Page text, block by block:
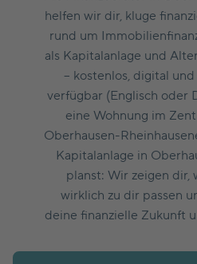
helfen wir dir, kluge
rund um
als Kapitalanlage und
– kostenlos, digital
verfügbar (Englisch oder
eine Wohnung im
Oberhausen-
Kapitalanlage in
planst: Wir zeigen dir,
wirklich zu dir passen
deine finanzielle Zukunft